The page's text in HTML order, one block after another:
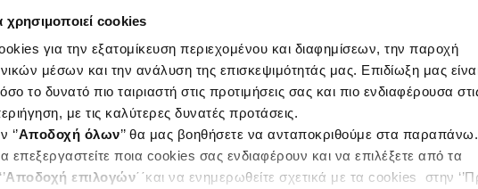
χρησιμοποιεί cookies
για την εξατομίκευση περιεχομένου και διαφημίσεων, την παροχή
μέσων και την ανάλυση της επισκεψιμότητάς μας. Επιδίωξη μας
το δυνατό πιο ταιριαστή στις προτιμήσεις σας και πιο ενδιαφέρουσα
με τις καλύτερες δυνατές προτάσεις.
‘’Αποδοχή όλων’’ θα μας βοηθήσετε να ανταποκριθούμε στα παραπάνω.
επεξεργαστείτε ποια cookies σας ενδιαφέρουν και να επιλέξετε από τα
Αποδοχή επιλογών΄΄και να ενημερωθείτε σχετικά με τα cookies στην